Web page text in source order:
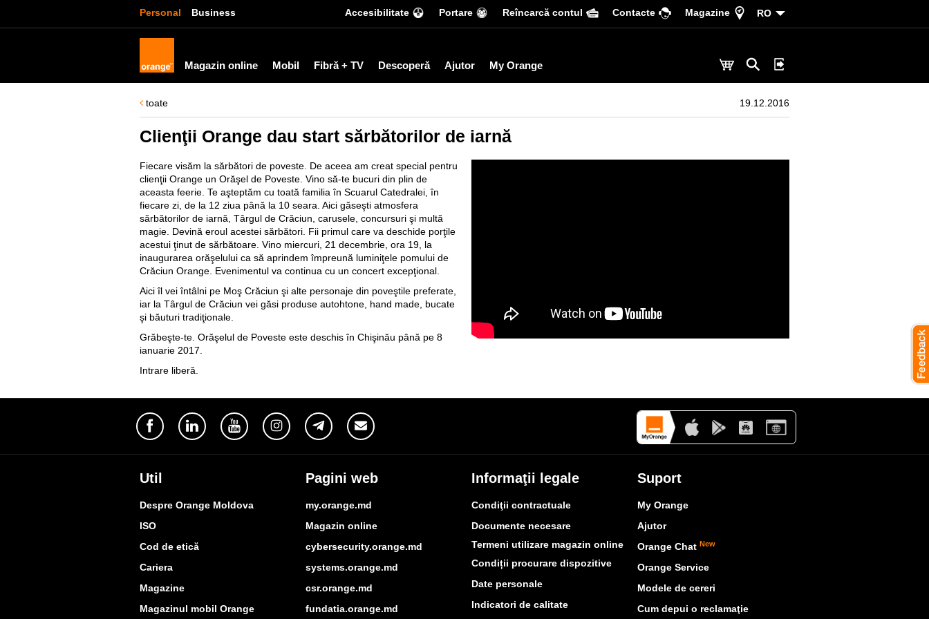
Personal Business Accesibilitate Portare Reîncarcă contul Сontacte Magazine RO
Magazin online Mobil Fibră + TV Descoperă Ajutor My Orange
toate 19.12.2016
Clienţii Orange dau start sărbătorilor de iarnă
Fiecare visăm la sărbători de poveste. De aceea am creat special pentru
clienţii Orange un Orăşel de Poveste. Vino să-te bucuri din plin de
aceasta feerie. Te aşteptăm cu toată familia în Scuarul Catedralei, în
fiecare zi, de la 12 ziua până la 10 seara. Aici găseşti atmosfera
sărbătorilor de iarnă, Târgul de Crăciun, carusele, concursuri şi multă
magie. Devină eroul acestei sărbători. Fii primul care va deschide porţile
acestui ţinut de sărbătoare. Vino miercuri, 21 decembrie, ora 19, la
inaugurarea orăşelului ca să aprindem împreună luminiţele pomului de
Crăciun Orange. Evenimentul va continua cu un concert excepţional.
Aici îl vei întâlni pe Moş Crăciun şi alte personaje din poveştile preferate,
iar la Târgul de Crăciun vei găsi produse autohtone, hand made, bucate
şi băuturi tradiţionale.
Grăbeşte-te. Orăşelul de Poveste este deschis în Chişinău până pe 8
ianuarie 2017.
Intrare liberă.
Util
Despre Orange Moldova
ISO
Cod de etică
Cariera
Magazine
Magazinul mobil Orange
Pagini web
my.orange.md
Magazin online
cybersecurity.orange.md
systems.orange.md
csr.orange.md
fundatia.orange.md
Informaţii legale
Condiţii contractuale
Documente necesare
Termeni utilizare magazin online
Condiții procurare dispozitive
Date personale
Indicatori de calitate
Suport
My Orange
Ajutor
Orange Chat New
Orange Service
Modele de cereri
Cum depui o reclamaţie